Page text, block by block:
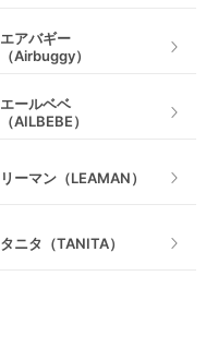
エアバギー
（Airbuggy）
エールベベ
（AILBEBE）
リーマン（LEAMAN）
タニタ（TANITA）